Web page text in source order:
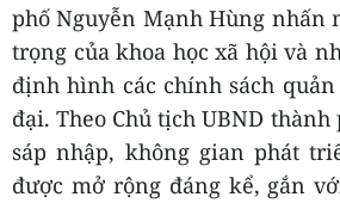
phố Nguyễn Mạnh Hùng nhấn
trọng của khoa học xã hội và
định hình các chính sách
đại. Theo Chủ tịch UBND
sáp nhập, không gian phát
được mở rộng đáng kể, gắn